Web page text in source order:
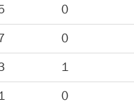
0
0
1
0